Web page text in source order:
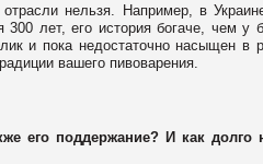
нельзя. Например, в
300 лет, его история богаче, чем у
и пока недостаточно насыщен в
вашего пивоварения.
его поддержание? И как долго